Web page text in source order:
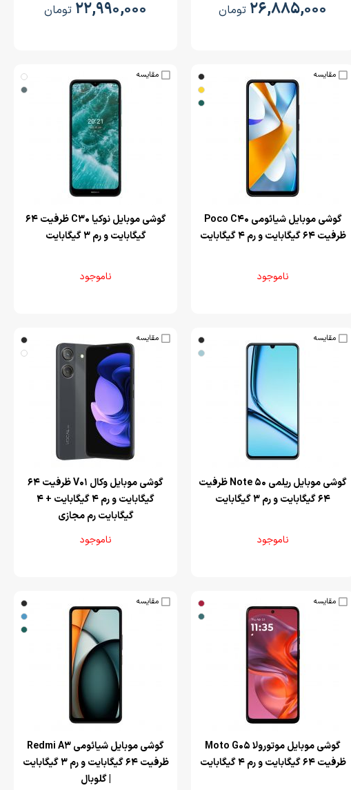
۲۶,۸۸۵,۰۰۰ تومان ۲۲,۹۹۰,۰۰۰ تومان
مقایسه
‌گوشی موبایل شیائومی Poco C40
ظرفیت 64 گیگابایت و رم 4 گیگابایت
ناموجود
مقایسه
‌گوشی موبایل نوکیا C30 ظرفیت 64
گیگابایت و رم 3 گیگابایت
ناموجود
مقایسه
‌گوشی موبایل ریلمی Note 50 ظرفیت
64 گیگابایت و رم 3 گیگابایت
ناموجود
مقایسه
‌گوشی موبایل وکال V01 ظرفیت 64
گیگابایت و رم 4 گیگابایت + 4
گیگابایت رم مجازی
ناموجود
مقایسه
‌گوشی موبایل موتورولا Moto G05
ظرفیت 64 گیگابایت و رم 4 گیگابایت
مقایسه
‌گوشی موبایل شیائومی Redmi A3
ظرفیت 64 گیگابایت و رم 3 گیگابایت
| گلوبال